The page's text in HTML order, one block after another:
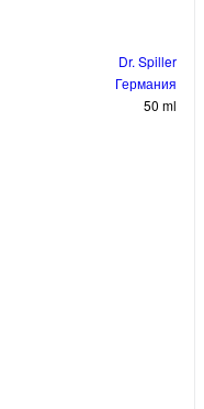
Dr. Spiller
Германия
50 ml